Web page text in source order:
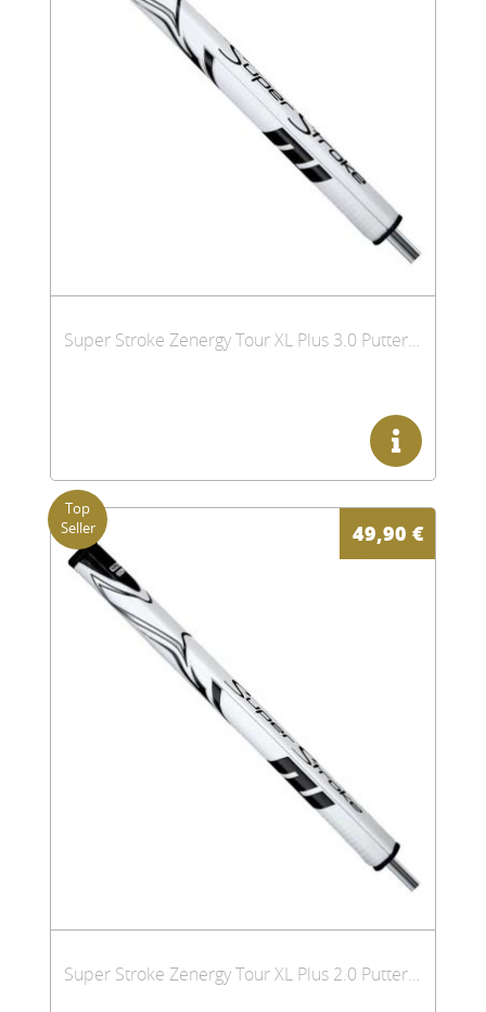
Super Stroke Zenergy Tour XL Plus 3.0 Putter Griff
49,90 €
Super Stroke Zenergy Tour XL Plus 2.0 Putter Griff